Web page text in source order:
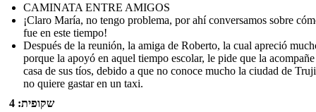
CAMINATA ENTRE AMIGOS
¡Claro María, no tengo problema, por ahí conversamos sobre
fue en este tiempo!
Después de la reunión, la amiga de Roberto, la cual apreció
porque la apoyó en aquel tiempo escolar, le pide que la
casa de sus tíos, debido a que no conoce mucho la ciudad de
no quiere gastar en un taxi.
שקופית: 4